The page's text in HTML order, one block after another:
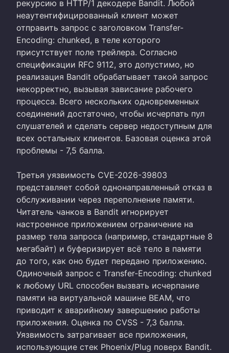
рекурсию в HTTP/1 декодере Bandit. Любой
неаутентифицированный клиент может
отправить запрос с заголовком Transfer-
Encoding: chunked, в теле которого
присутствует поле трейлера. Согласно
спецификации RFC 9112, это допустимо, но
реализация Bandit обрабатывает такой запрос
некорректно, вызывая зависание рабочего
процесса. Всего нескольких одновременных
соединений достаточно, чтобы исчерпать пул
слушателей и сделать сервер недоступным для
всех остальных клиентов. Базовая оценка этой
проблемы - 7,5 балла.
Третья уязвимость CVE-2026-39803
представляет собой однонаправленный отказ в
обслуживании через переполнение памяти.
Читатель чанков в Bandit игнорирует
настроенное приложением ограничение на
размер тела запроса (например, стандартные 8
мегабайт) и буферизирует всё тело в памяти
до того, как оно будет передано приложению.
Одиночный запрос с Transfer-Encoding: chunked
к любому URL способен вызвать исчерпание
памяти на виртуальной машине BEAM, что
приводит к аварийному завершению работы
приложения. Оценка по CVSS - 7,3 балла.
Уязвимость затрагивает все приложения,
использующие стек Phoenix/Plug поверх Bandit.